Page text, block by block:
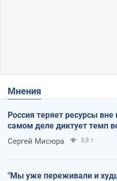
Мнения
Россия теряет ресурсы вне
самом деле диктует темп
Сергей Мисюра 8,8 т.
"Мы уже переживали и